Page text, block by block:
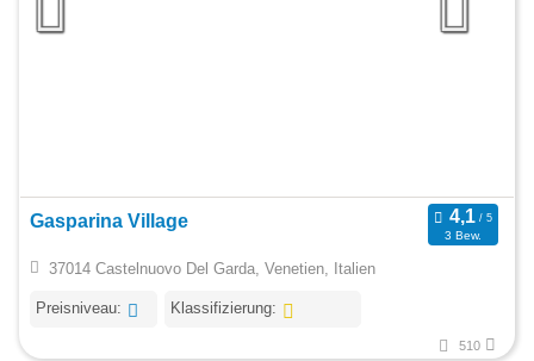
Gasparina Village
3 Bew.
37014 Castelnuovo Del Garda, Venetien, Italien
Preisniveau: Klassifizierung:
510